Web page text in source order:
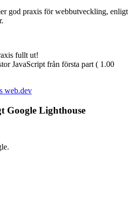
god praxis för webbutveckling, enligt
fullt ut!
JavaScript från första part ( 1.00
web.dev
Google Lighthouse